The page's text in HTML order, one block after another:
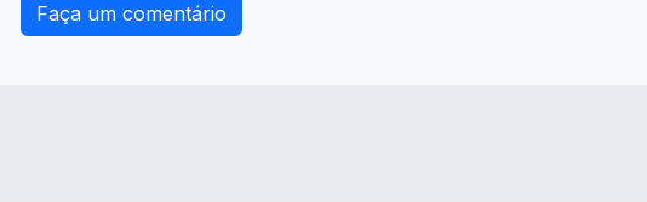
Faça um comentário